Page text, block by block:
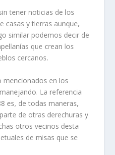
tener noticias de los
casas y tierras aunque,
similar podemos decir de
que crean los
cercanos.
mencionados en los
La referencia
es, de todas maneras,
de otras derechuras y
otros vecinos desta
de misas que se